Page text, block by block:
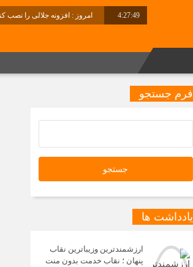
4:27:49 امروز : افزونه جلالی را نصب
فرم جستجو
یادداشت ها
ارزشمندترین وزیباترین نقاب
پنهان ؛ نقاب خدمت بدون منت